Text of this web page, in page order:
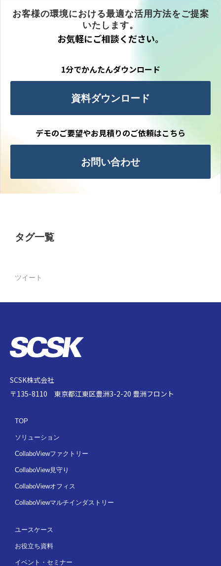
お客様の環境における最適な活用方法をご提案
いたします。
お気軽にご相談ください。
資料ダウンロード
1分でかんたんダウンロード
お問い合わせ
デモのご要望やお見積りのご依頼はこちら
タグ一覧
ツイート
SCSK株式会社
〒135-8110 東京都江東区豊洲3-2-20 豊洲フロント
TOP
ソリューション
CollaboViewファクトリー
CollaboView見守り
CollaboViewオフィス
CollaboViewマルチインダストリー
ユースケース
お役立ち資料
イベント・セミナー